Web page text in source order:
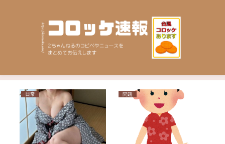
問題 ニュース